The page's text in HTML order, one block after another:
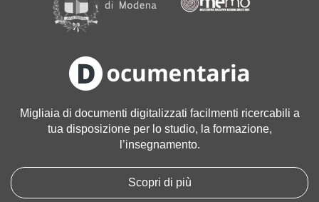
Migliaia di documenti digitalizzati facilmenti ricercabili a
tua disposizione per lo studio, la formazione,
l’insegnamento.
Scopri di più